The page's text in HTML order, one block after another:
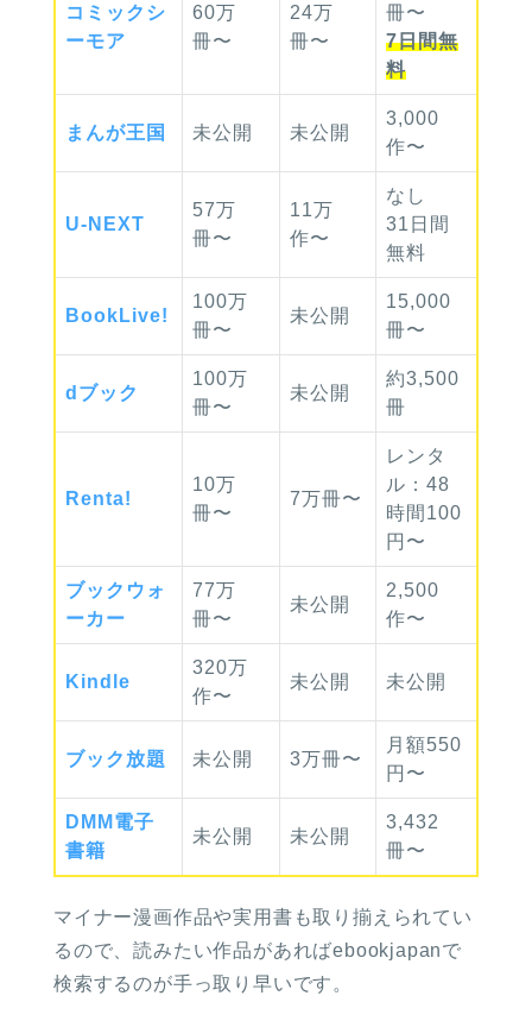
コミック シ
ーモア
60万
冊〜
24万
冊〜
冊〜
7日間無
料
まんが王国 未公開 未公開
3,000
作〜
U-NEXT
57万
冊〜
11万
作〜
なし
31日間
無料
Book Live!
100万
冊〜
未公開
15,000
冊〜
dブック
100万
冊〜
未公開
約3,500
冊
Renta!
10万
冊〜
7万冊〜
レンタ
ル：48
時間100
円〜
ブック ウォ
ーカー
77万
冊〜
未公開
2,500
作〜
Kindle
320万
作〜
未公開 未公開
ブック 放題 未公開 3万冊〜
月額550
円〜
DMM 電子
書籍
未公開 未公開
3,432
冊〜
マイナー漫画作品や実用書も取り揃えられてい
るので、読みたい作品があればebookjapanで
検索するのが手っ取り早いです。